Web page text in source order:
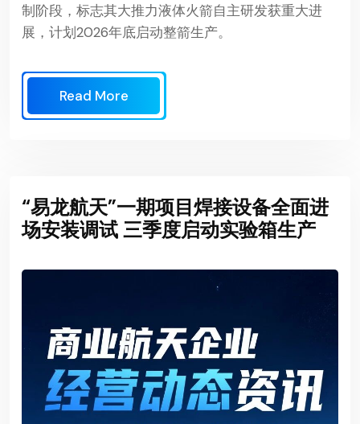
制阶段，标志其大推力液体火箭自主研发获重大进
展，计划2026年底启动整箭生产。
Read More
“易龙航天”一期项目焊接设备全面进
场安装调试 三季度启动实验箱生产